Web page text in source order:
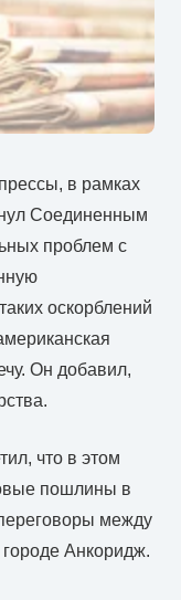
в рамках
Соединенным
проблем с
оскорблений
Он добавил,
что в этом
пошлины в
между
Анкоридж.